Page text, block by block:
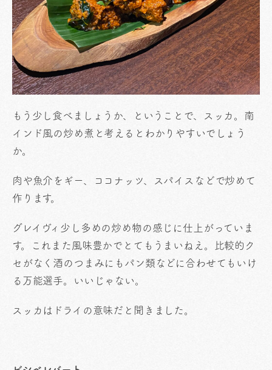
もう少し食べましょうか、ということで、スッカ。南
インド風の炒め煮と考えるとわかりやすいでしょう
か。
肉や魚介をギー、ココナッツ、スパイスなどで炒めて
作ります。
グレイヴィ少し多めの炒め物の感じに仕上がっていま
す。これまた風味豊かでとてもうまいねえ。比較的ク
セがなく酒のつまみにもパン類などに合わせてもいけ
る万能選手。いいじゃない。
スッカはドライの意味だと聞きました。